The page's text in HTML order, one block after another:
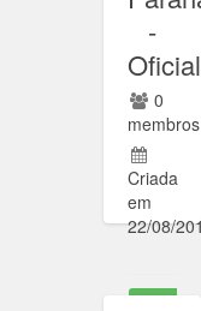
-
Oficial
0
membros
Criada
em
22/08/
Ir para